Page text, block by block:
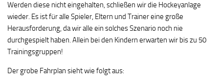
Werden diese nicht eingehalten, schließen wir die Hockeyanlage
wieder. Es ist für alle Spieler, Eltern und Trainer eine große
Herausforderung, da wir alle ein solches Szenario noch nie
durchgespielt haben. Allein bei den Kindern erwarten wir bis zu 50
Trainingsgruppen!
Der grobe Fahrplan sieht wie folgt aus: